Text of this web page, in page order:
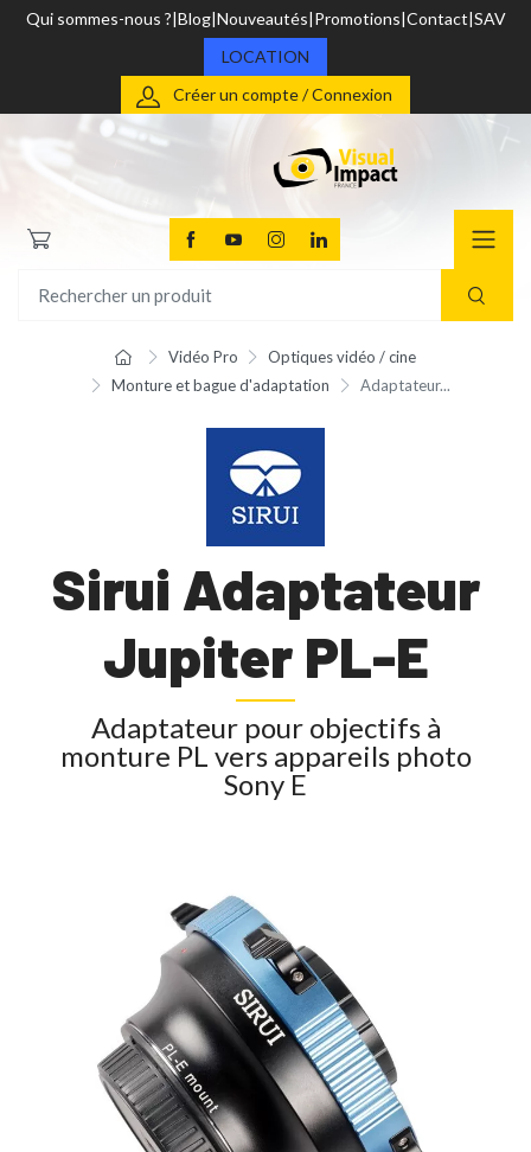
Qui sommes-nous ? Blog Nouveautés Promotions Contact SAV
LOCATION
Créer un compte / Connexion
Vidéo Pro
Optiques vidéo / cine
Monture et bague d'adaptation
Adaptateur...
Sirui Adaptateur
Jupiter PL-E
Adaptateur pour objectifs à
monture PL vers appareils photo
Sony E